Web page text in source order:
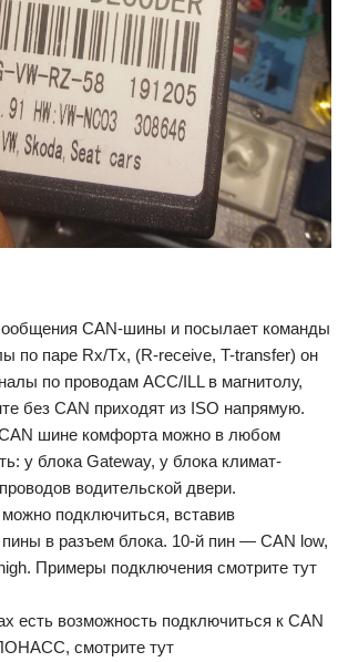
CAN-шины и посылает команды
по паре Rx/Tx, (R-receive, T-transfer) он
по проводам ACC/ILL в магнитолу,
без CAN приходят из ISO напрямую.
шине комфорта можно в любом
у блока Gateway, у блока климат-
водительской двери.
подключиться, вставив
в разъем блока. 10-й пин — CAN low,
Примеры подключения смотрите тут
есть возможность подключиться к CAN
смотрите тут